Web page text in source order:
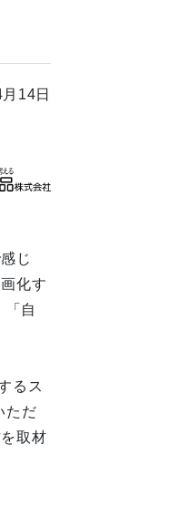
14日
じ
化す
「自
るス
ただ
取材